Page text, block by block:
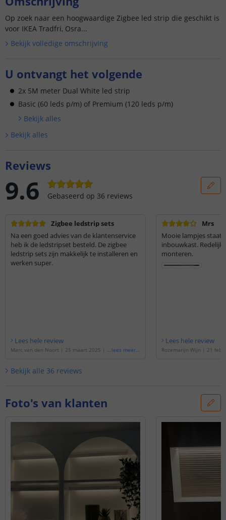
Op zoek naar een hoogwaardige Zigbee led strip die geschikt is
voor IKEA Tradfri, Osra...
Bekijk volledige omschrijving
U ontvangt het volgende
2x 5M meter Dual White led strip
Basic (60 leds p/m) of Premium (120 leds p/m)
Bekijk alles
Bekijk alles
Reviews
9.6 Gebaseerd op 36 reviews
Zigbee ledstrip sets
Na een goed advies van de klantenservice
heb ik de ledstripset besteld. De zigbee
ledstrip sets zijn makkelijk te installeren en
werken super.
Lees hele review
Marc van den Noort | 25 maart 2025 |
- Werkt met IKEA Tradfri, Osram Lightify,
lees meer...
Mrs
Mooie lampjes staat
inbouwkast. Redelijk
monteren.
Lees hele review
Rozemarijn Wijn | 21
Bekijk alle 36 reviews
Foto's van klanten